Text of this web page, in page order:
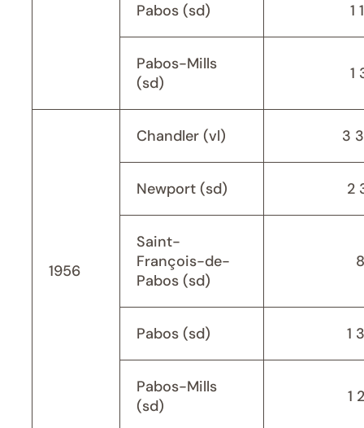
Pabos (sd) 1
Pabos-Mills
(sd)
1
1956
Chandler (vl) 3
Newport (sd) 2
Saint-
François-de-
Pabos (sd)
Pabos (sd) 1
Pabos-Mills
(sd)
1